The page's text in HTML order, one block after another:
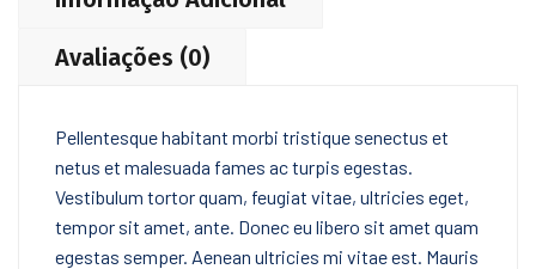
Avaliações (0)
Pellentesque habitant morbi tristique senectus et
netus et malesuada fames ac turpis egestas.
Vestibulum tortor quam, feugiat vitae, ultricies eget,
tempor sit amet, ante. Donec eu libero sit amet quam
egestas semper. Aenean ultricies mi vitae est. Mauris